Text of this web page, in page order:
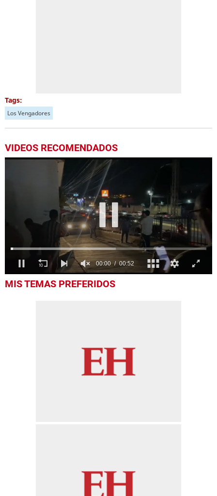
Tags:
Los Vengadores
VIDEOS RECOMENDADOS
seconds
MIS TEMAS PREFERIDOS